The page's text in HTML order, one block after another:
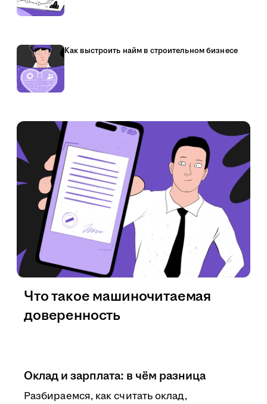
Как выстроить найм в строительном бизнесе
Оклад и зарплата: в чём разница
Разбираемся, как считать оклад,
Что такое машиночитаемая
доверенность